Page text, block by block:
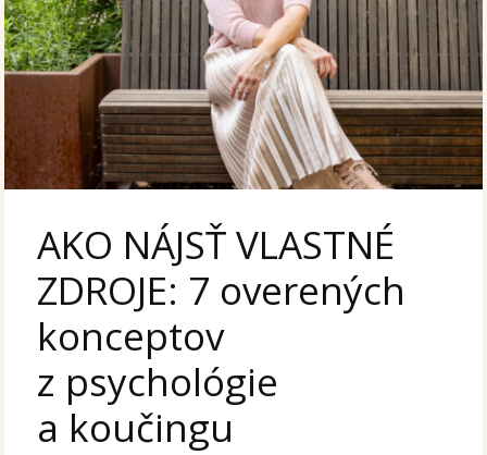
AKO NÁJSŤ VLASTNÉ
ZDROJE: 7 overených
konceptov
z psychológie
a koučingu